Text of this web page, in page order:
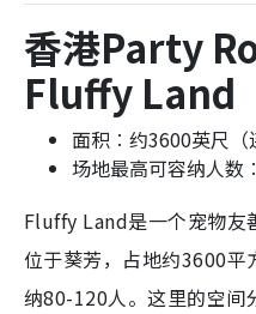
香港Party
Fluffy Land
面积︰约3600英尺（
场地最高可容纳人数
Fluffy Land是一个宠物友
位于葵芳，占地约3600平
纳80-120人。这里的空间